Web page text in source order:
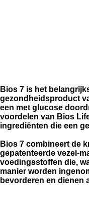
Bios 7 is het
gezondheidsproduct
een met glucose
voordelen van Bios
ingrediënten die een
Bios 7 combineert de
gepatenteerde vezel-
voedingsstoffen die,
manier worden
bevorderen en dienen